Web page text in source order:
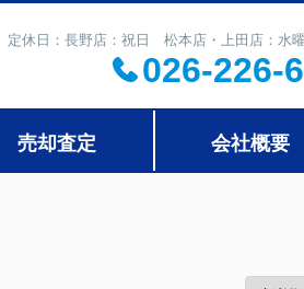
定休日：長野店：祝日 松本店・上田店：水
026-226-
売却査定 会社概要